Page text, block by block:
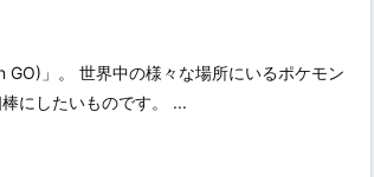
」。 世界中の様々な場所にいるポケモン
にしたいものです。 ...